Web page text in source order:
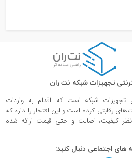
تجهیزات شبکه نت ران
تجهیزات شبکه است که اقدام به واردات
رقابتی کرده است و این افتخار را دارد که
کیفیت، اصالت و حتی قیمت ارائه شده
های اجتماعی دنبال کنید: